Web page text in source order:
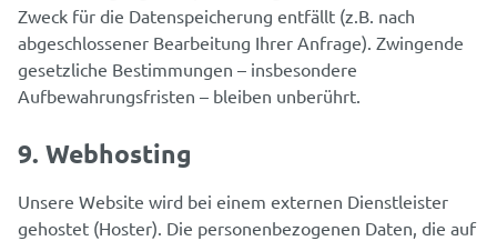
Zweck für die Datenspeicherung entfällt (z.B. nach
abgeschlossener Bearbeitung Ihrer Anfrage). Zwingende
gesetzliche Bestimmungen – insbesondere
Aufbewahrungsfristen – bleiben unberührt.
9. Webhosting
Unsere Website wird bei einem externen Dienstleister
gehostet (Hoster). Die personenbezogenen Daten, die auf